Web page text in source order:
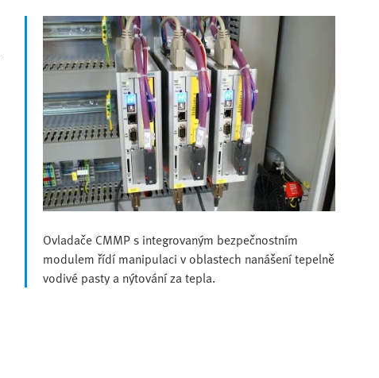
Ovladače CMMP s integrovaným bezpečnostním
modulem řídí manipulaci v oblastech nanášení tepelně
vodivé pasty a nýtování za tepla.